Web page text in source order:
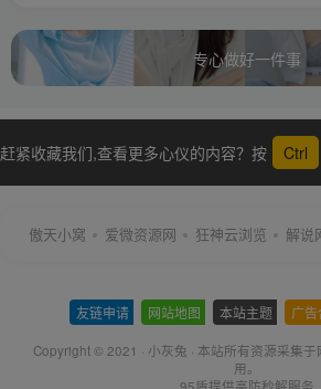
专心做好一件事
赶紧收藏我们,查看更多心仪的内容？按 Ctrl
傲天小窝 爱微资源网 狂神云浏览 解说
友链申请 网站地图 本站主题 广
Copyright © 2021 · 小灰兔 · 本站所有资源采集于
用。